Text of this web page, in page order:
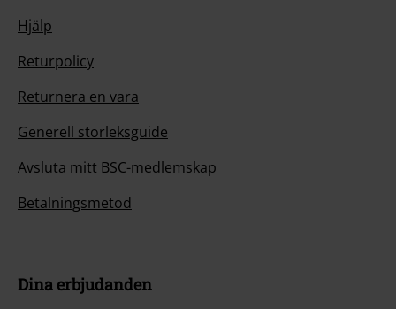
Hjälp
Returpolicy
Returnera en vara
Generell storleksguide
Avsluta mitt BSC-medlemskap
Betalningsmetod
Dina erbjudanden